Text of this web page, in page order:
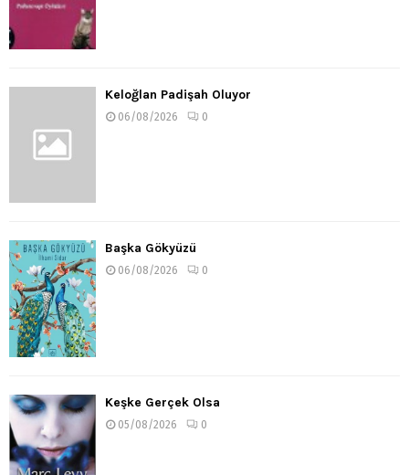
Keloğlan Padişah Oluyor
06/08/2026 0
Başka Gökyüzü
06/08/2026 0
Keşke Gerçek Olsa
05/08/2026 0